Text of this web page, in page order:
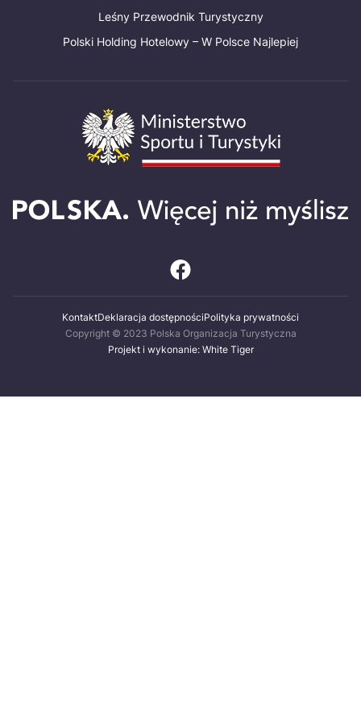
Leśny Przewodnik Turystyczny
Polski Holding Hotelowy – W Polsce Najlepiej
KontaktDeklaracja dostępnościPolityka prywatności
Copyright © 2023 Polska Organizacja Turystyczna
Projekt i wykonanie: White Tiger